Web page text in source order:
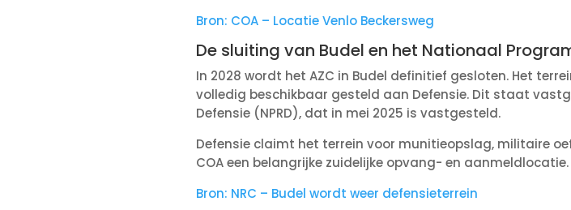
Bron: COA – Locatie Venlo Beckersweg
De sluiting van Budel en het Nationaal
In 2028 wordt het AZC in Budel definitief gesloten. Het
volledig beschikbaar gesteld aan Defensie. Dit staat
Defensie (NPRD), dat in mei 2025 is vastgesteld.
Defensie claimt het terrein voor munitieopslag, militaire
COA een belangrijke zuidelijke opvang- en aanmeldlocatie.
Bron: NRC – Budel wordt weer defensieterrein